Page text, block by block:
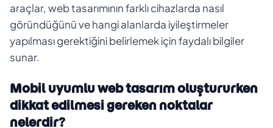
araçlar, web tasarımının farklı cihazlarda nasıl
göründüğünü ve hangi alanlarda iyileştirmeler
yapılması gerektiğini belirlemek için faydalı bilgiler
sunar.
Mobil uyumlu web tasarım oluştururken
dikkat edilmesi gereken noktalar
nelerdir?